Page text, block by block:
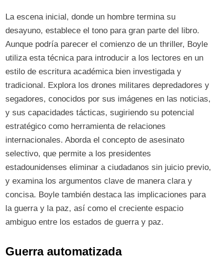
La escena inicial, donde un hombre termina su
desayuno, establece el tono para gran parte del libro.
Aunque podría parecer el comienzo de un thriller, Boyle
utiliza esta técnica para introducir a los lectores en un
estilo de escritura académica bien investigada y
tradicional. Explora los drones militares depredadores y
segadores, conocidos por sus imágenes en las noticias,
y sus capacidades tácticas, sugiriendo su potencial
estratégico como herramienta de relaciones
internacionales. Aborda el concepto de asesinato
selectivo, que permite a los presidentes
estadounidenses eliminar a ciudadanos sin juicio previo,
y examina los argumentos clave de manera clara y
concisa. Boyle también destaca las implicaciones para
la guerra y la paz, así como el creciente espacio
ambiguo entre los estados de guerra y paz.
Guerra automatizada